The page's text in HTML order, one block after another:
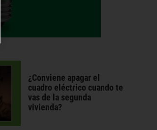
¿Conviene apagar el
cuadro eléctrico cuando te
vas de la segunda
vivienda?